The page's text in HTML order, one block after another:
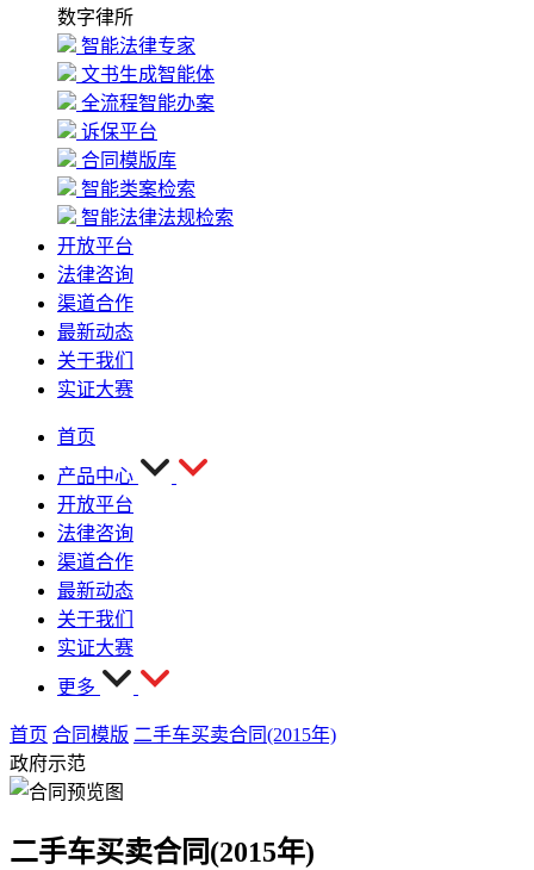
数字律所
智能法律专家
文书生成智能体
全流程智能办案
诉保平台
合同模版库
智能类案检索
智能法律法规检索
开放平台
法律咨询
渠道合作
最新动态
关于我们
实证大赛
首页
产品中心
开放平台
法律咨询
渠道合作
最新动态
关于我们
实证大赛
更多
首页 合同模版 二手车买卖合同(2015年)
政府示范
二手车买卖合同(2015年)